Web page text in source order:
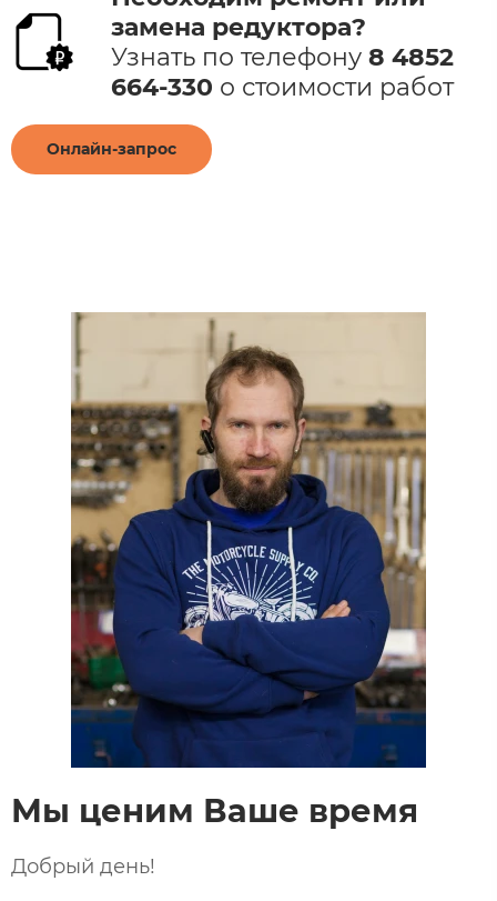
замена редуктора​?
Узнать по телефону 8 4852
664-330 ​ о стоимости работ​
Онлайн-запрос
Мы ценим Ваше время
Добрый день!